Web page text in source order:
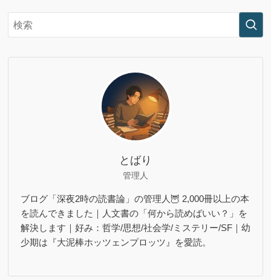
とばり
管理人
ブログ「深夜2時の読書論」の管理人🦉 2,000冊以上の本
を読んできました｜人文書の「何から読めばいい？」を
解決します｜好み：哲学/思想/社会学/ミステリー/SF｜幼
少期は『大泥棒ホッツェンプロッツ』を愛読。